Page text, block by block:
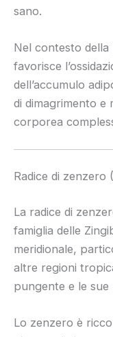
sano.
Nel contesto
favorisce
dell’accumulo
di dimagrimento e
corporea
Radice di zenzero
La radice di
famiglia delle
meridionale,
altre regioni
pungente e le
Lo zenzero è